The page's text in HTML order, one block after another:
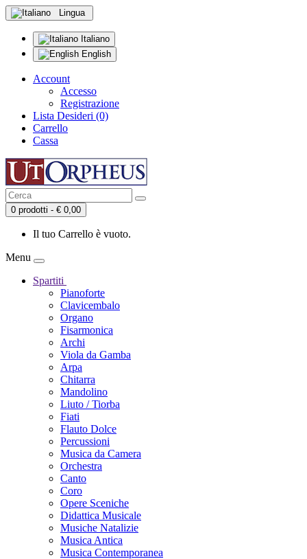
Lingua
Italiano
English
Account
Accesso
Registrazione
Lista Desideri (0)
Carrello
Cassa
0 prodotti - € 0,00
Il tuo Carrello è vuoto.
Menu
Spartiti
Pianoforte
Clavicembalo
Organo
Fisarmonica
Archi
Viola da Gamba
Arpa
Chitarra
Mandolino
Liuto / Tiorba
Fiati
Flauto Dolce
Percussioni
Musica da Camera
Orchestra
Canto
Coro
Opere Sceniche
Didattica Musicale
Musiche Natalizie
Musica Antica
Musica Contemporanea